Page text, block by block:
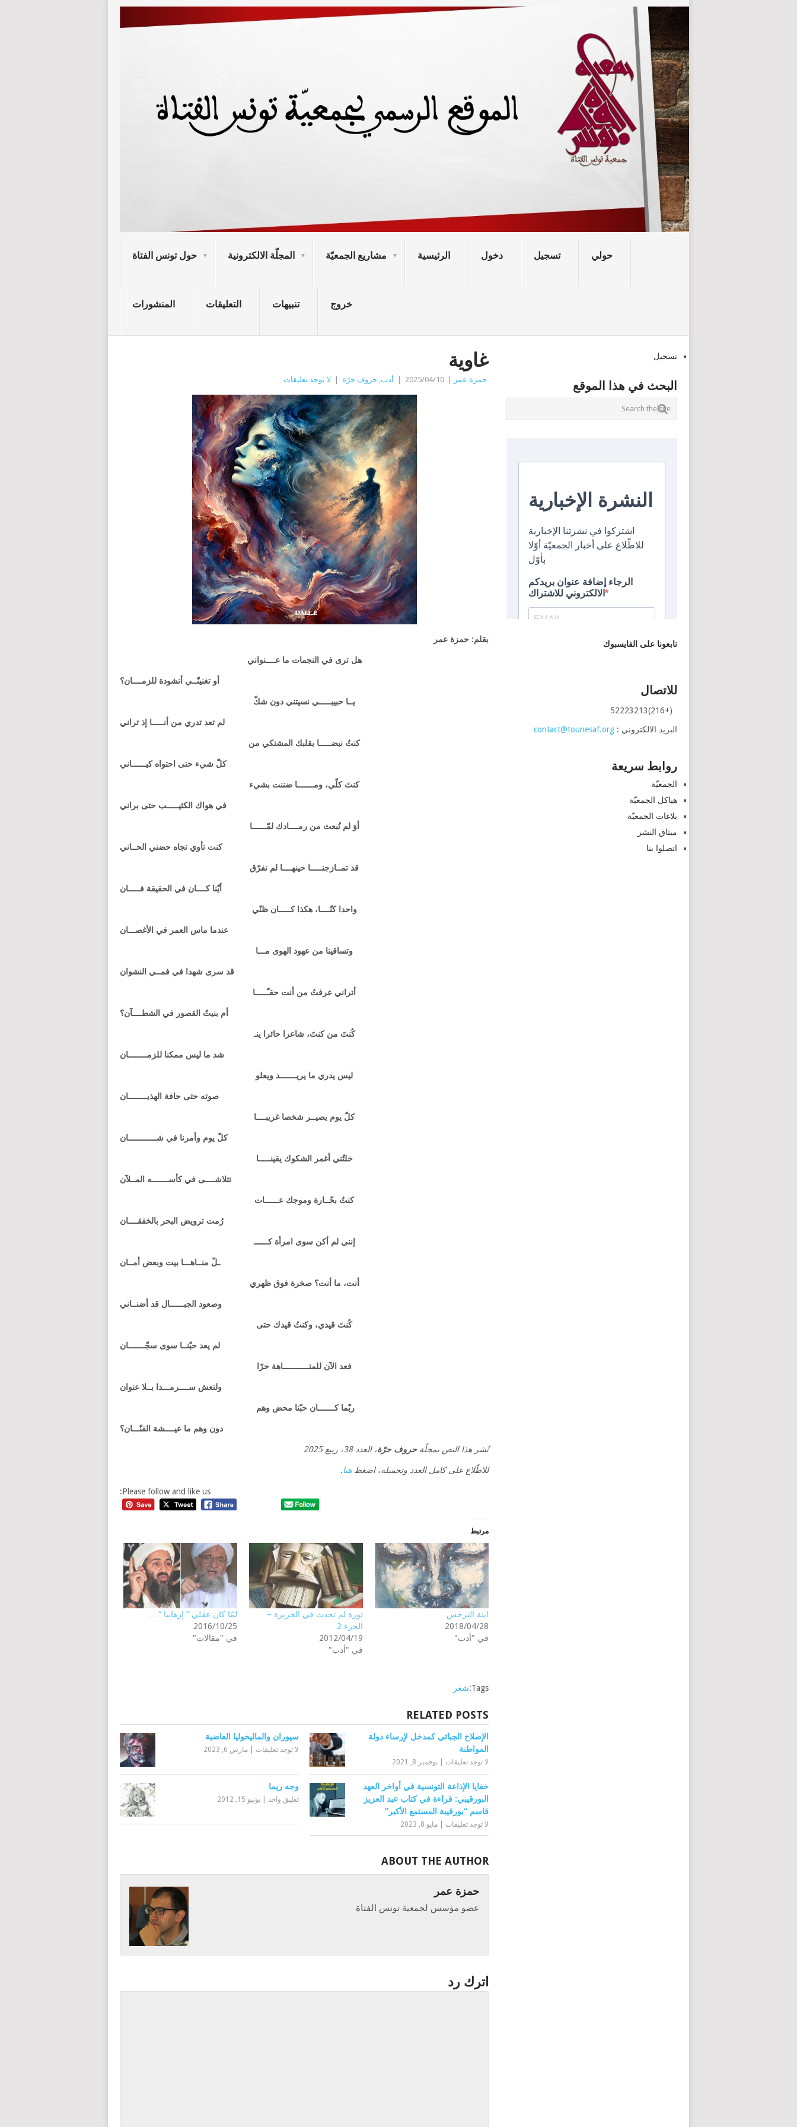
حول تونس الفتاة المجلّة الالكترونية مشاريع الجمعيّة الرئيسية دخول تسجيل حولي
المنشورات التعليقات تنبيهات خروج
غاوية
حمزة عمر 2025/04/10 أدب, حروف حرّة لا توجد تعليقات
بقلم: حمزة عمر
هل ترى في النجمات ما عــــنواني
أو تغنينّــي أنشودة للزمــــان؟
يــا حبيبـــــي نسيتني دون شكّ
لم تعد تدري من أنـــــا إذ تراني
كنتُ نبضـــــا بقلبك المشتكي من
كلّ شيء حتى احتواه كيــــــاني
كنتَ كلّي، ومـــــــا ضننت بشيء
في هواك الكئيـــــب حتى براني
أوَ لم تُبعث من رمــــادك لمّــــــا
كنت تأوي تجاه حضني الحــاني
قد تمــازجنـــــا حينهــــا لم نفرّق
أيّنا كــــان في الحقيقة فـــــان
واحدا كنّــــا، هكذا كـــــان ظنّي
عندما ماس العمر في الأغصـــان
وتساقينا من عهود الهوى مـــا
قد سرى شهدا في فمــي النشوان
أتراني عرفتُ من أنت حقـّـــــا
أم بنيتُ القصور في الشطــــآن؟
كُنتَ من كنتَ، شاعرا حائرا ينـ
شد ما ليس ممكنا للزمــــــــان
ليس يدري ما يريـــــــد ويعلو
صوته حتى حافة الهذيــــــــان
كلّ يوم يصيــر شخصا غريبــــا
كلّ يوم وأمرنا في شــــــــــــان
خلتُني أغمر الشكوك يقينـــــا
تتلاشــــى في كأســـــــه المــلآن
كنتُ بحّــارة وموجك عــــــات
رُمت ترويض البحر بالخفقــــان
إنني لم أكن سوى امرأة كــــــ
ـلّ منــاهـــا بيت وبعض أمــان
أنت، ما أنت؟ صخرة فوق ظهري
وصعود الجبــــــال قد أضنــاني
كُنتَ قيدي، وكنتُ قيدك حتى
لم يعد حبّنــا سوى سجّـــــــان
فعد الآن للمتـــــــــــاهة حرّا
ولتعش ســــرمـــدا بــلا عنوان
ربّما كـــــــان حبّنا محض وهم
دون وهم ما عيــــشة الفنّـــان؟
نُشر هذا النص بمجلّةحروف حرّة، العدد 38، ربيع 2025
للاطّلاع على كامل العدد وتحميله، اضغط هنا.
Please follow and like us:
مرتبط
ابنة النرجس
2018/04/28
في "أدب"
ثورة لم تحدث في الجزيرة –
الجزء 2
2012/04/19
في "أدب"
لمّا كان عقلي ” إرهابيا “…
2016/10/25
في "مقالات"
Tags: شعر
RELATED POSTS
سيوران والماليخوليا الغاضبة
لا توجد تعليقات |مارس 6, 2023
الإصلاح الجبائي كمدخل لإرساء دولة
المواطنة
لا توجد تعليقات نوفمبر 8, 2021
وجه ريما
تعليق واحد |يونيو 15, 2012
خفايا الإذاعة التونسية في أواخر العهد
البورقيبي: قراءة في كتاب عبد العزيز
قاسم “بورقيبة المستمع الأكبر”
لا توجد تعليقات مايو 8, 2023
ABOUT THE AUTHOR
حمزة عمر
عضو مؤسس لجمعية تونس الفتاة
اترك رد
تسجيل
البحث في هذا الموقع
تابعونا على الفايسبوك
للاتصال
(+216)52223213
البريد الالكتروني : contact@tounesaf.org
روابط سريعة
الجمعيّة
هياكل الجمعيّة
بلاغات الجمعيّة
ميثاق النشر
اتصلوا بنا